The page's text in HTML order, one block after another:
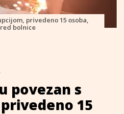
privedeno 15 osoba,
bolnice
povezan s
15